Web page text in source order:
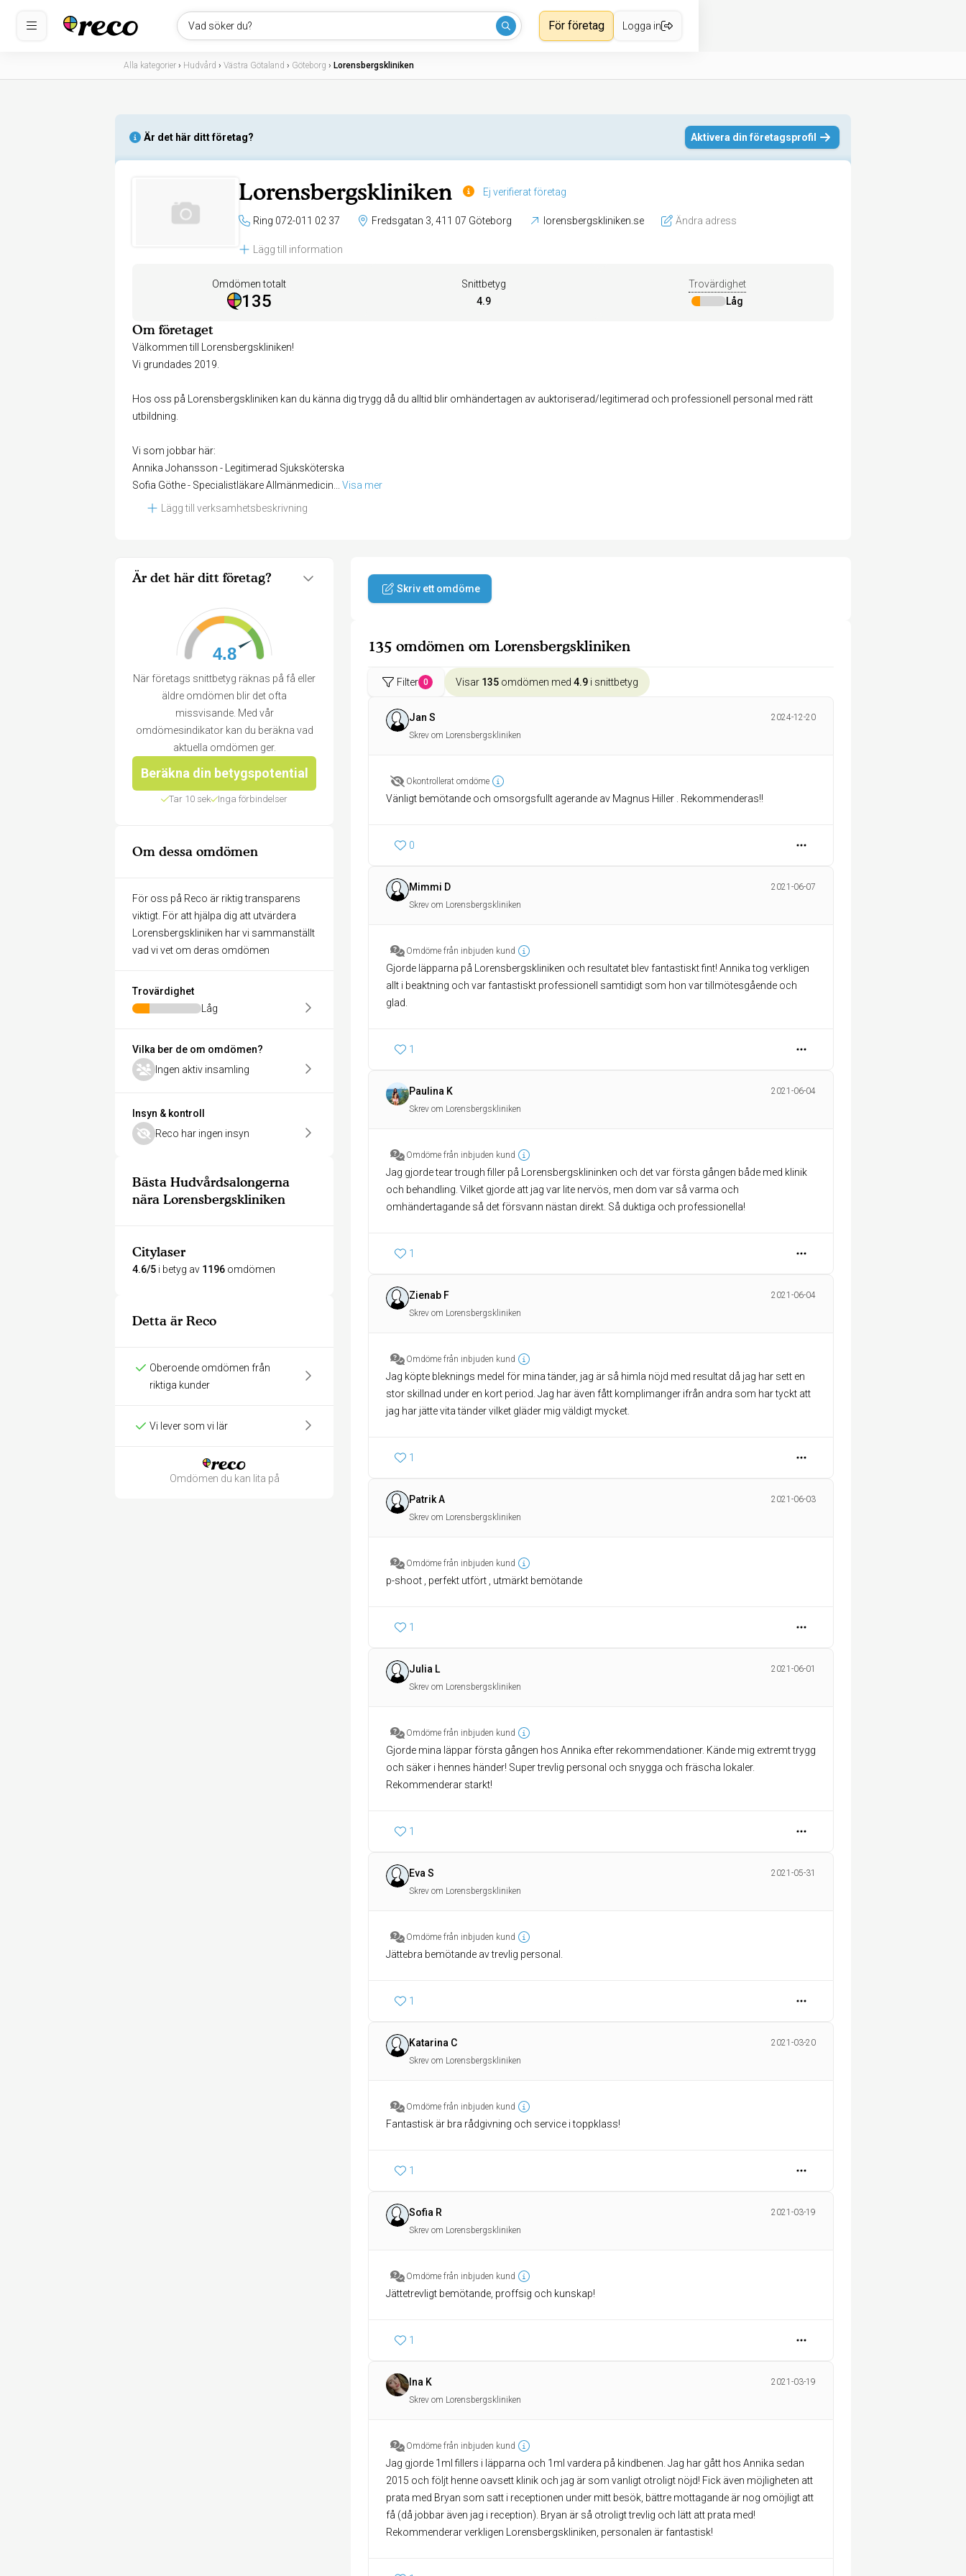
Vad söker du? För företag Logga in
Alla kategorier › Hudvård › Västra Götaland › Göteborg › Lorensbergskliniken
Är det här ditt företag? Aktivera din företagsprofil
Lorensbergskliniken Ej verifierat företag
Ring 072-011 02 37 Fredsgatan 3, 411 07 Göteborg lorensbergskliniken.se Ändra adress
Lägg till information
Omdömen totalt
135
Snittbetyg
4.9
Trovärdighet
Låg
Om företaget
Välkommen till Lorensbergskliniken!
Vi grundades 2019.
Hos oss på Lorensbergskliniken kan du känna dig trygg då du alltid blir omhändertagen av auktoriserad/legitimerad och professionell personal med rätt
utbildning.
Vi som jobbar här:
Annika Johansson - Legitimerad Sjuksköterska
Sofia Göthe - Specialistläkare Allmänmedicin
Visa mer
Lägg till verksamhetsbeskrivning
Är det här ditt företag?
4.8
När företags snittbetyg räknas på få eller
äldre omdömen blir det ofta
missvisande. Med vår
omdömesindikator kan du beräkna vad
aktuella omdömen ger.
Beräkna din betygspotential
Tar 10 sek Inga förbindelser
Om dessa omdömen
För oss på Reco är riktig transparens
viktigt. För att hjälpa dig att utvärdera
Lorensbergskliniken har vi sammanställt
vad vi vet om deras omdömen
Trovärdighet
Låg
Vilka ber de om omdömen?
Ingen aktiv insamling
Insyn & kontroll
Reco har ingen insyn
Bästa Hudvårdsalongerna
nära Lorensbergskliniken
Citylaser
4.6/5 i betyg av 1196 omdömen
Detta är Reco
Oberoende omdömen från
riktiga kunder
Vi lever som vi lär
Omdömen du kan lita på
Skriv ett omdöme
135 omdömen om Lorensbergskliniken
Filter 0 Visar 135 omdömen med 4.9 i snittbetyg
Jan S
2024-12-20
Skrev om Lorensbergskliniken
Okontrollerat omdöme
Vänligt bemötande och omsorgsfullt agerande av Magnus Hiller . Rekommenderas!!
0
Mimmi D
2021-06-07
Skrev om Lorensbergskliniken
Omdöme från inbjuden kund
Gjorde läpparna på Lorensbergskliniken och resultatet blev fantastiskt fint! Annika tog verkligen
allt i beaktning och var fantastiskt professionell samtidigt som hon var tillmötesgående och
glad.
1
Paulina K
2021-06-04
Skrev om Lorensbergskliniken
Omdöme från inbjuden kund
Jag gjorde tear trough filler på Lorensbergsklininken och det var första gången både med klinik
och behandling. Vilket gjorde att jag var lite nervös, men dom var så varma och
omhändertagande så det försvann nästan direkt. Så duktiga och professionella!
1
Zienab F
2021-06-04
Skrev om Lorensbergskliniken
Omdöme från inbjuden kund
Jag köpte bleknings medel för mina tänder, jag är så himla nöjd med resultat då jag har sett en
stor skillnad under en kort period. Jag har även fått komplimanger ifrån andra som har tyckt att
jag har jätte vita tänder vilket gläder mig väldigt mycket.
1
Patrik A
2021-06-03
Skrev om Lorensbergskliniken
Omdöme från inbjuden kund
p-shoot , perfekt utfört , utmärkt bemötande
1
Julia L
2021-06-01
Skrev om Lorensbergskliniken
Omdöme från inbjuden kund
Gjorde mina läppar första gången hos Annika efter rekommendationer. Kände mig extremt trygg
och säker i hennes händer! Super trevlig personal och snygga och fräscha lokaler.
Rekommenderar starkt!
1
Eva S
2021-05-31
Skrev om Lorensbergskliniken
Omdöme från inbjuden kund
Jättebra bemötande av trevlig personal.
1
Katarina C
2021-03-20
Skrev om Lorensbergskliniken
Omdöme från inbjuden kund
Fantastisk är bra rådgivning och service i toppklass!
1
Sofia R
2021-03-19
Skrev om Lorensbergskliniken
Omdöme från inbjuden kund
Jättetrevligt bemötande, proffsig och kunskap!
1
Ina K
2021-03-19
Skrev om Lorensbergskliniken
Omdöme från inbjuden kund
Jag gjorde 1ml fillers i läpparna och 1ml vardera på kindbenen. Jag har gått hos Annika sedan
2015 och följt henne oavsett klinik och jag är som vanligt otroligt nöjd! Fick även möjligheten att
prata med Bryan som satt i receptionen under mitt besök, bättre mottagande är nog omöjligt att
få (då jobbar även jag i reception). Bryan är så otroligt trevlig och lätt att prata med!
Rekommenderar verkligen Lorensbergskliniken, personalen är fantastisk!